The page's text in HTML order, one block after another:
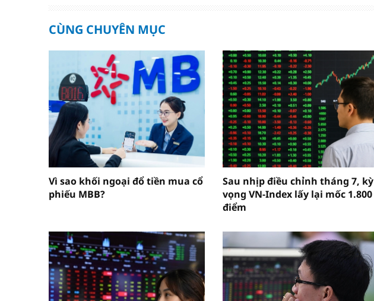
CÙNG CHUYÊN MỤC
Vì sao khối ngoại đổ tiền mua cổ
phiếu MBB?
Sau nhịp điều chỉnh tháng 7, kỳ
vọng VN-Index lấy lại mốc 1.800
điểm